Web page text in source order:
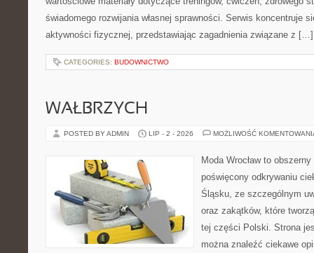
świadomego rozwijania własnej sprawności. Serwis koncentruje
aktywności fizycznej, przedstawiając zagadnienia związane z […]
CATEGORIES: BUDOWNICTWO
WAŁBRZYCH
POSTED BY ADMIN LIP - 2 - 2026 MOŻLIWOŚĆ
Moda Wrocław to
poświęcony odkrywaniu
Śląsku, ze szczególnym
oraz zakątków, które
tej części Polski. Strona
można znaleźć ciekawe